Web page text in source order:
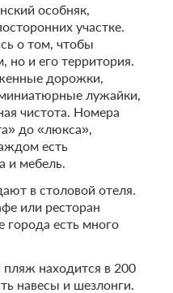
особняк,
участке.
о том, чтобы
и его территория.
дорожки,
лужайки,
чистота. Номера
до «люкса»,
есть
и мебель.
в столовой отеля.
или ресторан
города есть много
находится в 200
навесы и шезлонги.